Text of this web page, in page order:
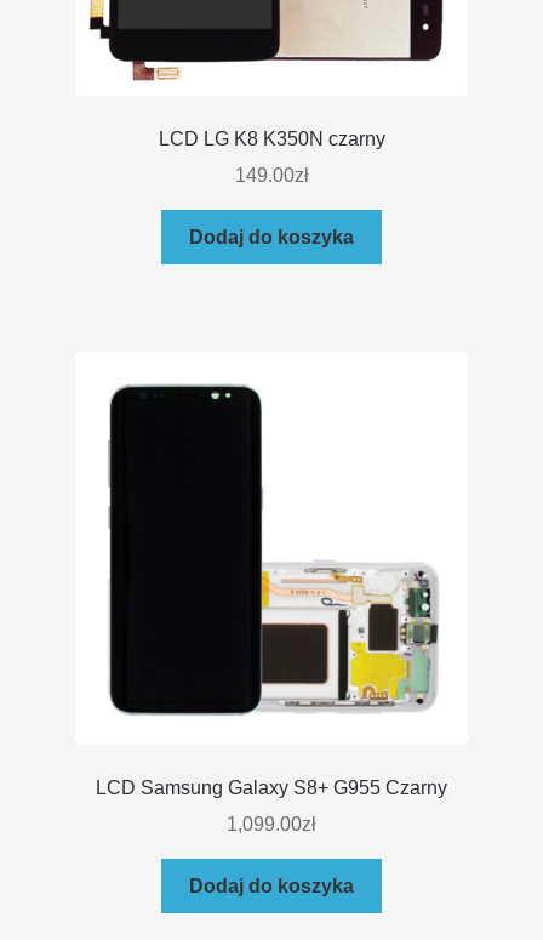
LCD LG K8 K350N czarny
149.00zł
Dodaj do koszyka
LCD Samsung Galaxy S8+ G955 Czarny
1,099.00zł
Dodaj do koszyka